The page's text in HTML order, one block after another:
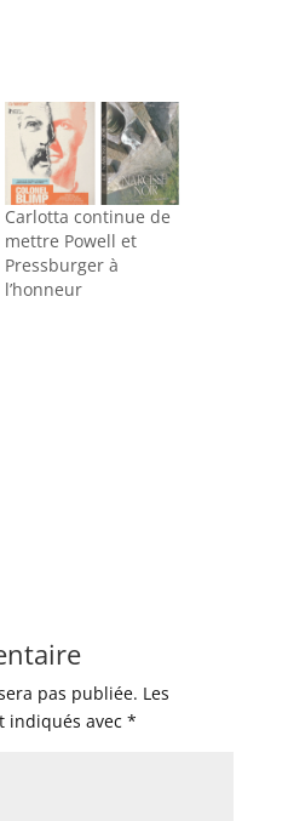
Carlotta continue de
mettre Powell et
Pressburger à
l’honneur
pas publiée. Les
indiqués avec *